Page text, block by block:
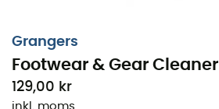
Grangers
Footwear & Gear Cleaner
129,00 kr
inkl. moms